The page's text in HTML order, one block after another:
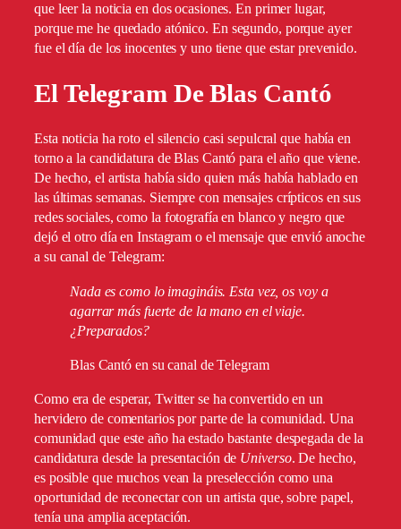
que leer la noticia en dos ocasiones. En primer lugar,
porque me he quedado atónico. En segundo, porque ayer
fue el día de los inocentes y uno tiene que estar prevenido.
El Telegram De Blas Cantó
Esta noticia ha roto el silencio casi sepulcral que había en
torno a la candidatura de Blas Cantó para el año que viene.
De hecho, el artista había sido quien más había hablado en
las últimas semanas. Siempre con mensajes crípticos en sus
redes sociales, como la fotografía en blanco y negro que
dejó el otro día en Instagram o el mensaje que envió anoche
a su canal de Telegram:
Nada es como lo imagináis. Esta vez, os voy a
agarrar más fuerte de la mano en el viaje.
¿Preparados?
Blas Cantó en su canal de Telegram
Como era de esperar, Twitter se ha convertido en un
hervidero de comentarios por parte de la comunidad. Una
comunidad que este año ha estado bastante despegada de la
candidatura desde la presentación de Universo. De hecho,
es posible que muchos vean la preselección como una
oportunidad de reconectar con un artista que, sobre papel,
tenía una amplia aceptación.